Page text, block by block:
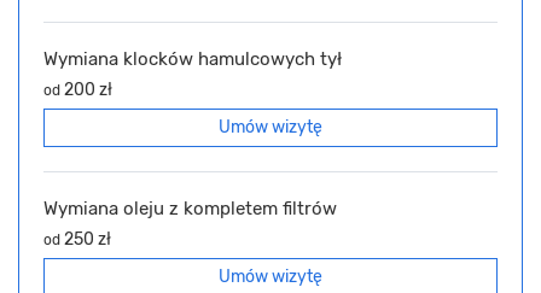
Wymiana klocków hamulcowych tył
od 200 zł
Umów wizytę
Wymiana oleju z kompletem filtrów
od 250 zł
Umów wizytę